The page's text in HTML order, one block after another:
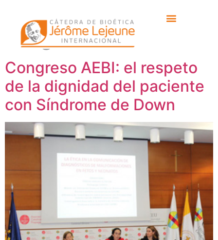
Etiqueta: Teresa
Vargas
Congreso AEBI: el respeto
de la dignidad del paciente
con Síndrome de Down